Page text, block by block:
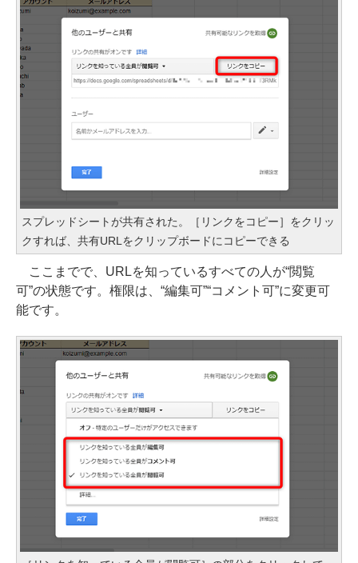
スプレッドシートが共有された。［リンクをコピー］をクリッ
クすれば、共有URLをクリップボードにコピーできる
ここまでで、URLを知っているすべての人が“閲覧
可”の状態です。権限は、“編集可”“コメント可”に変更可
能です。